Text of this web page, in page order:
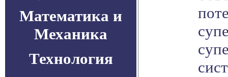
Математика и
Механика
Технология